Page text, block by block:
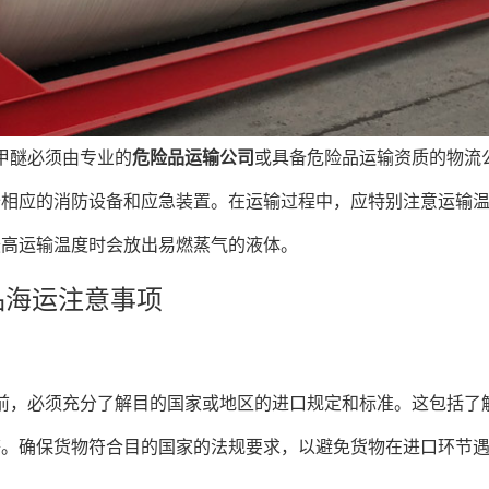
醚必须由专业的危险品运输公司 或具备危险品运输资质的物
应的消防设备和应急装置。在运输过程中，应特别注意运输
运输温度时会放出易燃蒸气的液体。
运注意事项
，必须充分了解目的国家或地区的进口规定和标准。这包括
确保货物符合目的国家的法规要求，以避免货物在进口环节